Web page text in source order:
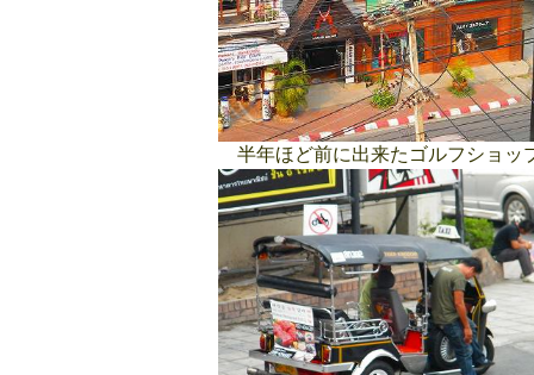
半年ほど前に出来たゴルフショッ